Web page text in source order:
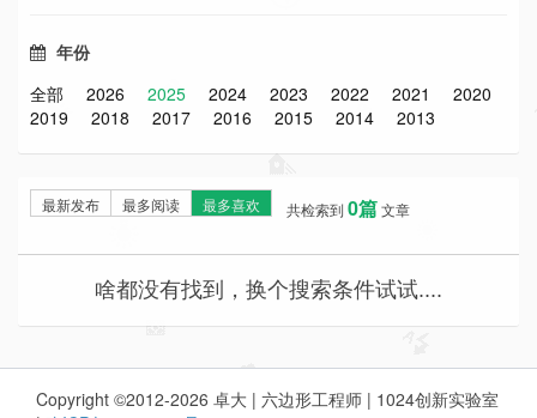
年份
全部
2026 2025 2024 2023 2022 2021
2020
2019
2018 2017 2016 2015 2014 2013
最新发布 最多阅读 最多喜欢 共检索到 0篇文章
啥都没有找到，换个搜索条件试试....
Copyright ©2012-2026 卓大 | 六边形工程师 | 1024创新实验室